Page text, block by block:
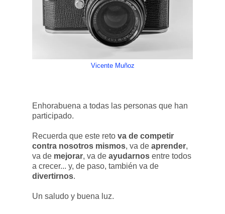
Vicente Muñoz
Enhorabuena a todas las personas que han
participado.
Recuerda que este reto va de competir
contra nosotros mismos, va de aprender,
va de mejorar, va de ayudarnos entre todos
a crecer... y, de paso, también va de
divertirnos.
Un saludo y buena luz.